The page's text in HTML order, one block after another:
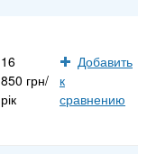
16
850 грн/
рік
Добавить
к
сравнению